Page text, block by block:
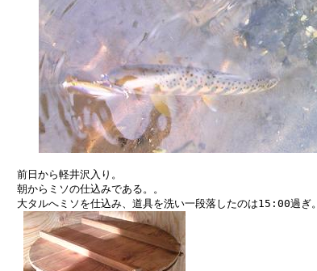
前日から軽井沢入り。
朝からミソの仕込みである。。
大タルへミソを仕込み、道具を洗い一段落したのは15:00過ぎ。